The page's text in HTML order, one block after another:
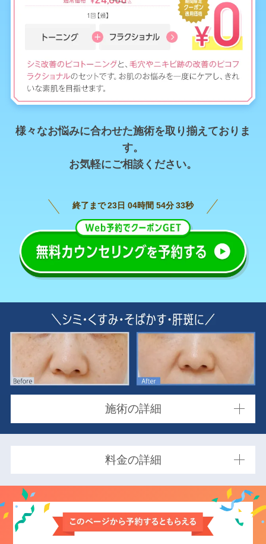
様々なお悩みに合わせた施術を取り揃えておりま
す。
お気軽にご相談ください。
終了まで 23日 04時間 54分 31秒
施術の詳細
料金の詳細